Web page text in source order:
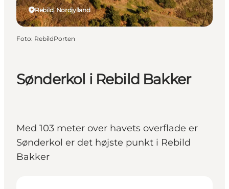
Sønderkol i Rebild Bakker
Med 103 meter over havets overflade er
Sønderkol er det højste punkt i Rebild
Bakker
Rebild, Nordjylland
Foto: RebildPorten